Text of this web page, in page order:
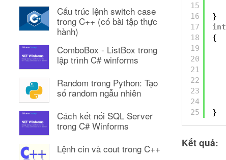
Cấu trúc lệnh switch case
trong C++ (có bài tập thực
hành)
ComboBox - ListBox trong
lập trình C# winforms
Random trong Python: Tạo
số random ngẫu nhiên
Cách kết nối SQL Server
trong C# Winforms
Lệnh cin và cout trong C++
15
16
17
18
19
20
21
22
23
24
25
}
int
{
}
Kết quả: